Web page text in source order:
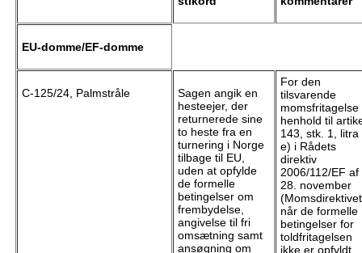
EU-domme/EF-domme
C-125/24, Palmstråle
Sagen angik en
hesteejer, der
returnerede sine
to heste fra en
turnering i Norge
tilbage til EU,
uden at opfylde
de formelle
betingelser om
frembydelse,
angivelse til fri
omsætning samt
ansøgning om
For den
tilsvarende
momsfritagelse
henhold til
143, stk. 1, litra
e) i Rådets
direktiv
2006/112/EF af
28. november
når de formelle
betingelser for
toldfritagelsen
ikke er opfyldt,